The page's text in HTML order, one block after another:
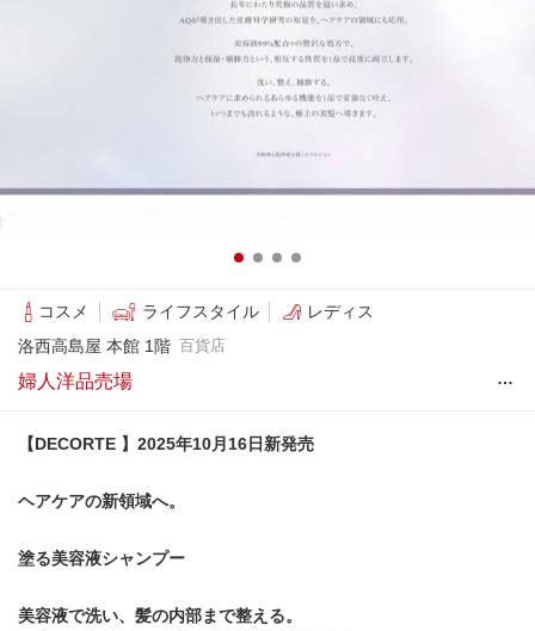
コスメ ライフスタイル
レディス
洛西高島屋 本館 1階 百貨店
婦人洋品売場 …
【DECORTE 】2025年10月16日新発売
ヘアケアの新領域へ。
塗る美容液シャンプー
美容液で洗い、髪の内部まで整える。